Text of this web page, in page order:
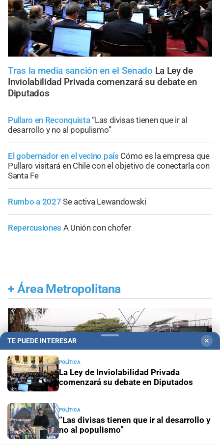
Tras la media sanción en el Senado La Ley de
Inviolabilidad Privada comenzará su debate en
Diputados
Pullaro en Reconquista“Las divisas tienen que ir al
desarrollo y no al populismo”
El gobernador en el vecino país Cómo es la empresa que
Pullaro visitará en Chile con el objetivo de conectarla con
Santa Fe
Rumbo a 2027 Se activa Lewandowski
Repercusiones A Unión con chofer
+ Área Metropolitana
TE PUEDE INTERESAR ✕
POLÍTICA
La Ley de Inviolabilidad Privada
comenzará su debate en Diputados
POLÍTICA
“Las divisas tienen que ir al desarrollo y
no al populismo”